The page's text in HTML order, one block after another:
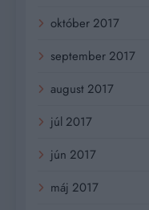
október 2017
september 2017
august 2017
júl 2017
jún 2017
máj 2017